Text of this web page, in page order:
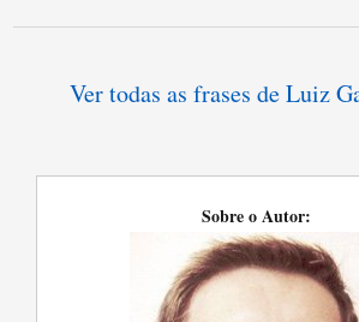
Ver todas as frases de Luiz
Sobre o Autor: